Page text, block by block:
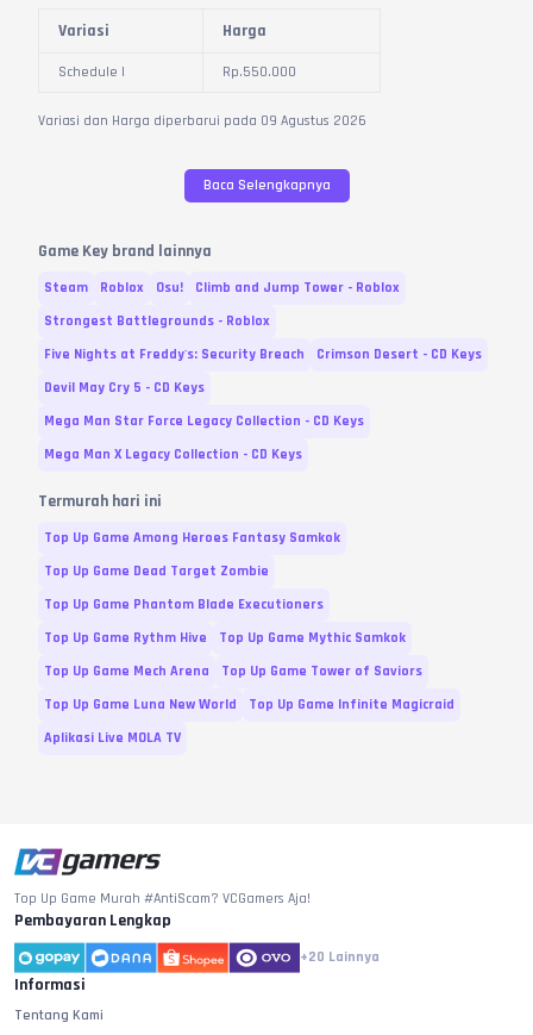
(maksimal 1x24 jam).
ulasan untuk membantu sesama gamer menemukan penjual terbaik.
Variasi Harga
Schedule I Rp.550.000
Variasi dan Harga diperbarui pada 09 Agustus 2026
Baca Selengkapnya
Game Key brand lainnya
Steam Roblox Osu!
Climb and Jump Tower - Roblox
Strongest Battlegrounds - Roblox
Five Nights at Freddy's: Security Breach
Crimson Desert - CD Keys
Devil May Cry 5 - CD Keys
Mega Man Star Force Legacy Collection - CD Keys
Mega Man X Legacy Collection - CD Keys
Termurah hari ini
Top Up Game Among Heroes Fantasy Samkok
Top Up Game Dead Target Zombie
Top Up Game Phantom Blade Executioners
Top Up Game Rythm Hive
Top Up Game Mythic Samkok
Top Up Game Mech Arena
Top Up Game Tower of Saviors
Top Up Game Luna New World
Top Up Game Infinite Magicraid
Aplikasi Live MOLA TV
Top Up Game Murah #AntiScam? VCGamers Aja!
Pembayaran Lengkap
+20 Lainnya
Informasi
Tentang Kami